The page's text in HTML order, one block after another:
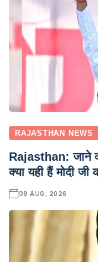
RAJASTHAN NEWS
Rajasthan: जाने
क्या यही हैं मोदी जी
08 AUG, 2026